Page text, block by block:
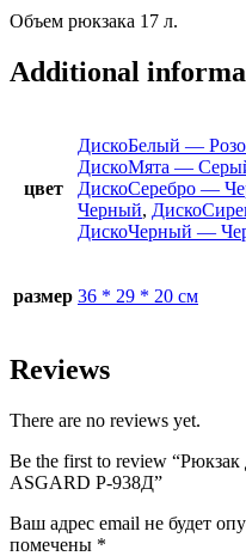
Объем рюкзака 17 л.
Additional
цвет
ДискоБелый —
ДискоМята —
ДискоСеребро —
Черный,
ДискоЧерный —
размер 36 * 29 * 20 см
Reviews
There are no reviews yet.
Be the first to review
ASGARD Р-938Д”
Ваш адрес email не будет
помечены *